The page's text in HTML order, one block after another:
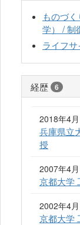
ものづ
学） / 制
ライフ
経歴 6
2018年4
兵庫県立
授
2007年4
京都大学
2002年4
京都大学